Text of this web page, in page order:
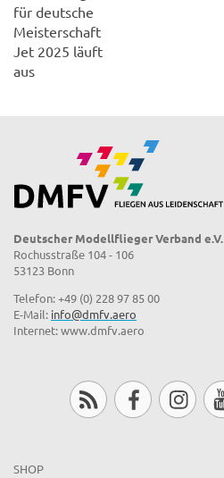
für deutsche
Meisterschaft
Jet 2025 läuft
aus
Deutscher Modellflieger Verband e.V.
Rochusstraße 104 - 106
53123 Bonn
Telefon: +49 (0) 228 97 85 00
E-Mail: info@dmfv.aero
Internet: www.dmfv.aero
SHOP